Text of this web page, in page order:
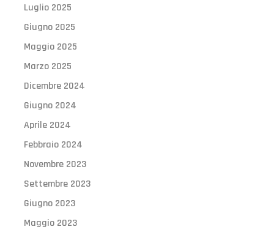
Luglio 2025
Giugno 2025
Maggio 2025
Marzo 2025
Dicembre 2024
Giugno 2024
Aprile 2024
Febbraio 2024
Novembre 2023
Settembre 2023
Giugno 2023
Maggio 2023